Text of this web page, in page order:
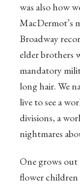
was also how
MacDermot’s
Broadway
elder brothers
mandatory
long hair. We
live to see a
divisions, a
nightmares
One grows out
flower